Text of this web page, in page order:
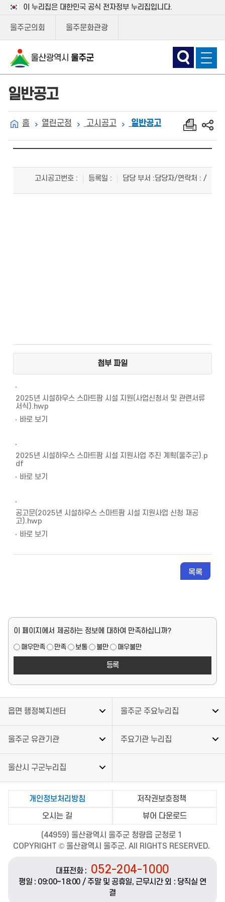
이 누리집은 대한민국 공식 전자정부 누리집입니다.
울주군의회 울주문화관광
일반공고
홈 열린군정 고시공고 일반공고
고시공고번호 : 등록일 : 담당 부서 :담당자/연락처 : /
첨부 파일
2025년 시설하우스 스마트팜 시설 지원(사업신청서 및 관련서류
서식).hwp
바로 보기
2025년 시설하우스 스마트팜 시설 지원사업 추진 계획(울주군).p
df
바로 보기
공고문(2025년 시설하우스 스마트팜 시설 지원사업 신청 재공
고).hwp
바로 보기
목록
페이지 만족도
이 페이지에서 제공하는 정보에 대하여 만족하십니까?
매우만족 만족 보통 불만 매우불만
읍면 행정복지센터 울주군 주요누리집
울주군 유관기관 주요기관 누리집
울산시 구군누리집
개인정보처리방침
저작권보호정책
오시는 길
뷰어 다운로드
(44959) 울산광역시 울주군 청량읍 군청로 1
COPYRIGHT © 울산광역시 울주군. All RIGHTS RESERVED.
대표전화 : 052-204-1000
평일 : 09:00~18:00 / 주말 및 공휴일, 근무시간 외 : 당직실 연
결